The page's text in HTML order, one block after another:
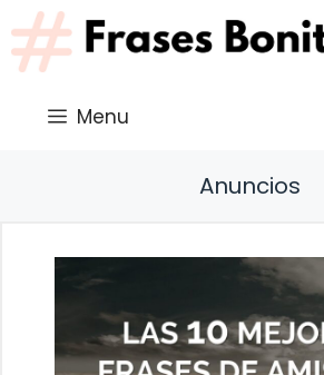
Saltar
al
contenido
Menu
Anuncios